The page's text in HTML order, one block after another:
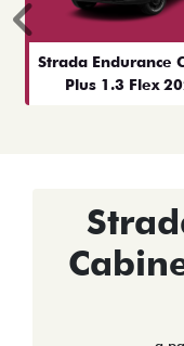
Strada Endurance
Plus 1.3 Flex
Anterior